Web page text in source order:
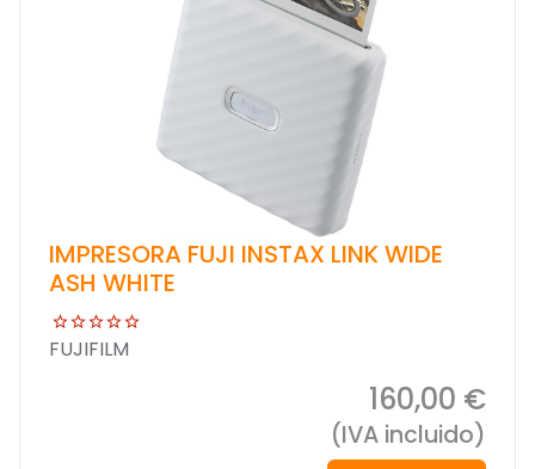
IMPRESORA FUJI INSTAX LINK WIDE
ASH WHITE
FUJIFILM
160,00 €
(IVA incluido)